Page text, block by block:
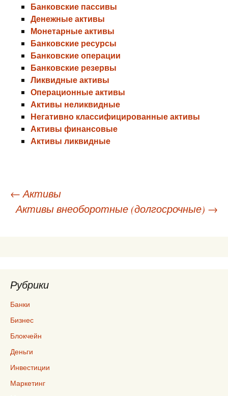
Банковские пассивы
Денежные активы
Монетарные активы
Банковские ресурсы
Банковские операции
Банковские резервы
Ликвидные активы
Операционные активы
Активы неликвидные
Негативно классифицированные активы
Активы финансовые
Активы ликвидные
Навигация
←Активы
Активы внеоборотные (долгосрочные) →
Рубрики
Банки
Бизнес
Блокчейн
Деньги
Инвестиции
Маркетинг